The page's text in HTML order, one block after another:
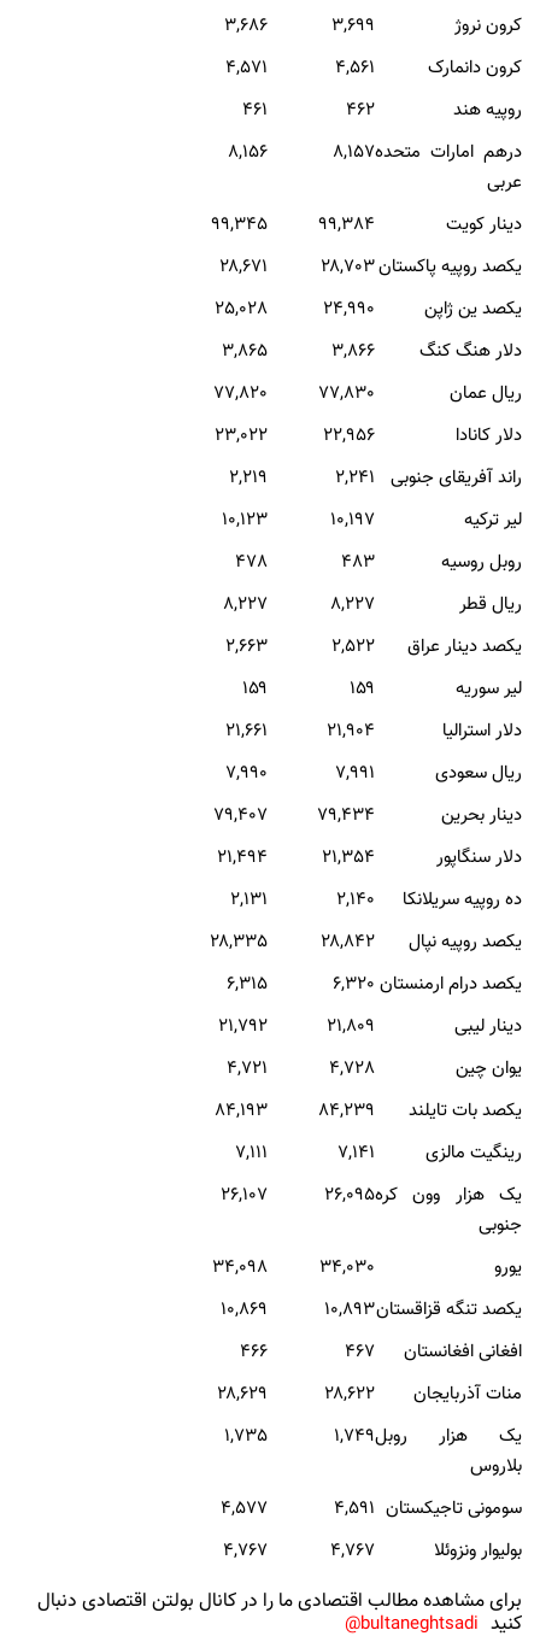
کرون نروژ
۳,699
۳,۶86
کرون دانمارک
۴,۵۶1
۴,۵71
روپيه هند
۴۶2
۴۶1
درهم امارات متحده
عربی
۸,۱۵7 ۸,۱۵6
دينار کويت ۹۹,384
۹۹,۳45
يکصد روپيه پاکستان۲۸,703
۲۸,671
یکصد ين ژاپن
۲۴,۹90 028
,
25
دلار هنگ کنگ
۳,۸۶6
۳,۸۶5
ريال عمان
۷۷,830
۷۷,۸20
دلار کانادا
۲2,956
۲3,022
راند آفريقای جنوبی
۲,۲۴1
۲,۲19
لير ترکيه
۱۰,۱۹7
۱۰,۱23
روبل روسيه
۴83
۴78
ريال قطر
۸,۲27
۸,۲۲۷
يکصد دينار عراق
۲,۵22
۲,663
لير سوريه
۱۵۹
۱۵۹
دلار استراليا
۲۱,904
۲۱,661
ريال سعودی
۷,۹91
۷,۹۹0
دينار بحرين
۷۹,434
۷۹,۴07
دلار سنگاپور
۲۱,۳54
۲۱,494
ده روپيه سريلانکا
۲,140
۲,۱31
يکصد روپيه نپال
۲۸,842
۲۸,335
يکصد درام ارمنستان ۶,۳20
۶,۳15
دينار ليبی
۲۱,809
۲۱,792
یوان چين
۴,۷۲8
۴,۷۲1
يکصد بات تايلند
۸۴,239
۸۴,193
رينگيت مالزی
۷,141
۷,111
يک هزار وون کره
جنوبی
۲۶,095 ۲۶,107
یورو ۳۴,۰30
۳۴,۰98
يکصد تنگه قزاقستان۱۰,893
۱۰,۸69
افغانی افغانستان
۴۶7
۴۶6
منات آذربايجان
۲۸,۶22
۲۸,۶۲9
یک هزار روبل
بلاروس
۱,۷49 ۱,۷35
سومونی تاجيکستان ۴,۵91
۴,۵77
بوليوار ونزوئلا
۴,۷67 ۴,۷۶۷
برای مشاهده مطالب اقتصادی ما را در کانال بولتن اقتصادی دنبال
کنید bultaneghtsadi@